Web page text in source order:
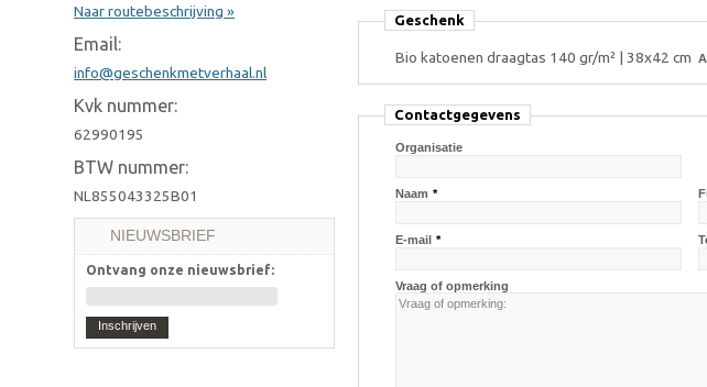
Geschenk
Bio katoenen draagtas 140 gr/m² | 38x42 cm
Contactgegevens
Organisatie
*
Naam
*
E-mail
Vraag of opmerking
Naar routebeschrijving »
Email:
info@geschenkmetverhaal.nl
Kvk nummer:
62990195
BTW nummer:
NL855043325B01
NIEUWSBRIEF
Ontvang onze nieuwsbrief:
Inschrijven